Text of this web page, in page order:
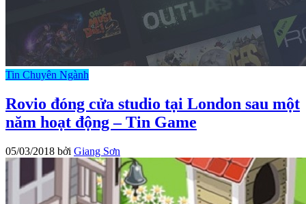
Tin Chuyên Ngành
Rovio đóng cửa studio tại London sau một
năm hoạt động – Tin Game
05/03/2018 bởi Giang Sơn